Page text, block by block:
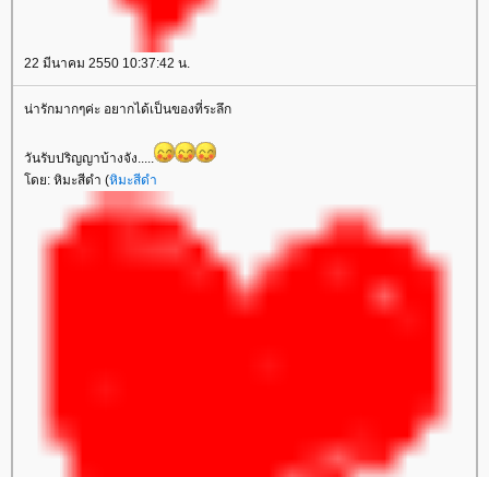
22 มีนาคม 2550 10:37:42 น.
น่ารักมากๆค่ะ อยากได้เป็นของที่ระลึก
วันรับปริญญาบ้างจัง.....
ดย: หิมะสีดำ (หิมะสีดำ